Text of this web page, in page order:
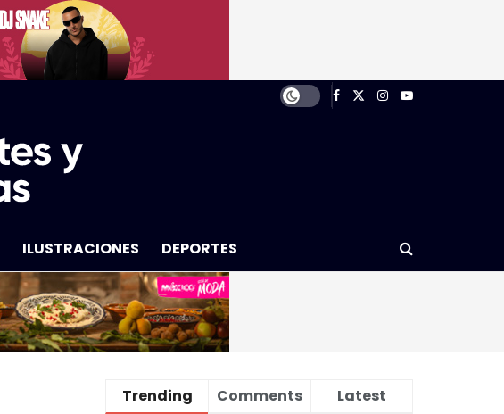
ILUSTRACIONES DEPORTES
Trending Comments Latest